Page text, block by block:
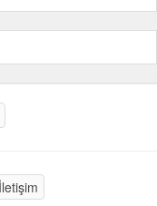
İletişim